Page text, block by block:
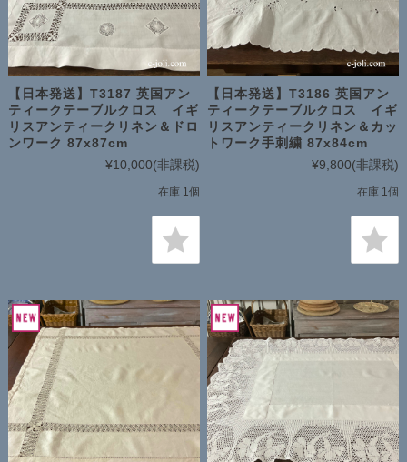
【日本発送】T3187 英国アン
ティークテーブルクロス イギ
リスアンティークリネン＆ドロ
ンワーク 87x87cm
¥10,000(非課税)
在庫 1個
【日本発送】T3186 英国アン
ティークテーブルクロス イギ
リスアンティークリネン＆カッ
トワーク手刺繍 87x84cm
¥9,800(非課税)
在庫 1個